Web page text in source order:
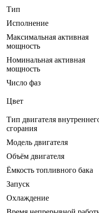
Тип
Исполнение
Максимальная активная
мощность
Номинальная активная
мощность
Число фаз
Цвет
Тип двигателя
сгорания
Модель двигателя
Объём двигателя
Ёмкость топливного бака
Запуск
Охлаждение